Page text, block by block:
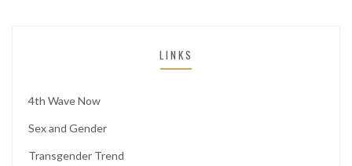
LINKS
4th Wave Now
Sex and Gender
Transgender Trend